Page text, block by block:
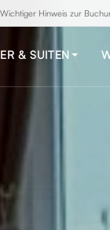
Wichtiger Hinweis zur
& SUITEN